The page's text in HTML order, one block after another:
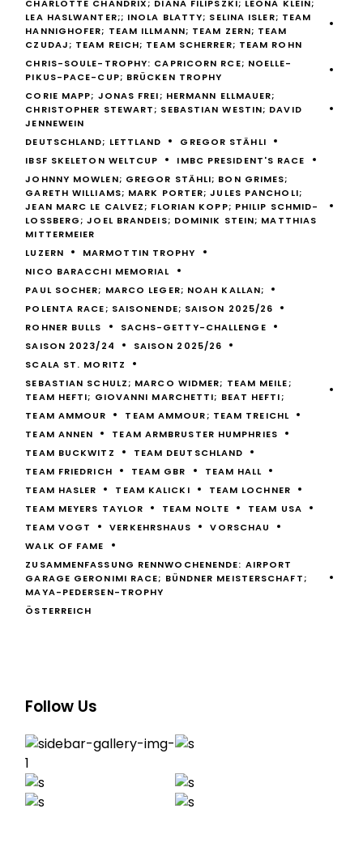
CHARLOTTE CHANDRIX; DIANA FILIPSZKI; LEONA KLEIN;
LEA HASLWANTER;; INOLA BLATTY; SELINA ISLER; TEAM
HANNIGHOFER; TEAM ILLMANN; TEAM ZERN; TEAM
CZUDAJ; TEAM REICH; TEAM SCHERRER; TEAM ROHN
CHRIS-SOULE-TROPHY: CAPRICORN RCE; NOELLE-
PIKUS-PACE-CUP; BRÜCKEN TROPHY
CORIE MAPP; JONAS FREI; HERMANN ELLMAUER;
CHRISTOPHER STEWART; SEBASTIAN WESTIN; DAVID
JENNEWEIN
DEUTSCHLAND; LETTLAND
GREGOR STÄHLI
IBSF SKELETON WELTCUP
IMBC PRESIDENT'S RACE
JOHNNY MOWLEN; GREGOR STÄHLI; BON GRIMES;
GARETH WILLIAMS; MARK PORTER; JULES PANCHOLI;
JEAN MARC LE CALVEZ; FLORIAN KOPP; PHILIP SCHMID-
LOSSBERG; JOEL BRANDEIS; DOMINIK STEIN; MATTHIAS
MITTERMEIER
LUZERN
MARMOTTIN TROPHY
NICO BARACCHI MEMORIAL
PAUL SOCHER; MARCO LEGER; NOAH KALLAN;
POLENTA RACE; SAISONENDE; SAISON 2025/26
ROHNER BULLS
SACHS-GETTY-CHALLENGE
SAISON 2023/24
SAISON 2025/26
SCALA ST. MORITZ
SEBASTIAN SCHULZ; MARCO WIDMER; TEAM MEILE;
TEAM HEFTI; GIOVANNI MARCHETTI; BEAT HEFTI;
TEAM AMMOUR
TEAM AMMOUR; TEAM TREICHL
TEAM ANNEN
TEAM ARMBRUSTER HUMPHRIES
TEAM BUCKWITZ
TEAM DEUTSCHLAND
TEAM FRIEDRICH
TEAM GBR
TEAM HALL
TEAM HASLER
TEAM KALICKI
TEAM LOCHNER
TEAM MEYERS TAYLOR
TEAM NOLTE
TEAM USA
TEAM VOGT
VERKEHRSHAUS
VORSCHAU
WALK OF FAME
ZUSAMMENFASSUNG RENNWOCHENENDE: AIRPORT
GARAGE GERONIMI RACE; BÜNDNER MEISTERSCHAFT;
MAYA-PEDERSEN-TROPHY
ÖSTERREICH
Follow Us